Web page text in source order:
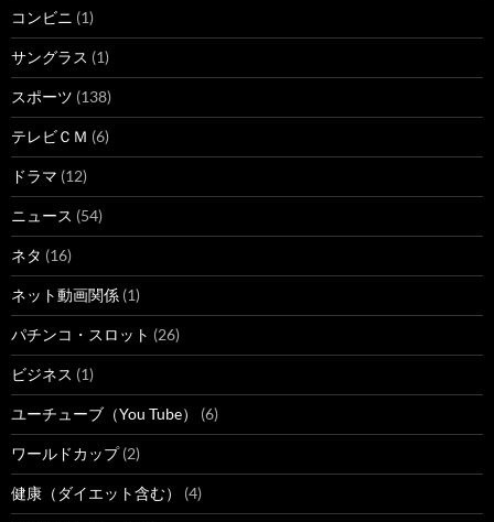
コンビニ (1)
サングラス (1)
スポーツ (138)
テレビＣＭ (6)
ドラマ (12)
ニュース (54)
ネタ (16)
ネット動画関係 (1)
パチンコ・スロット (26)
ビジネス (1)
ユーチューブ（You Tube） (6)
ワールドカップ(2)
健康（ダイエット含む） (4)